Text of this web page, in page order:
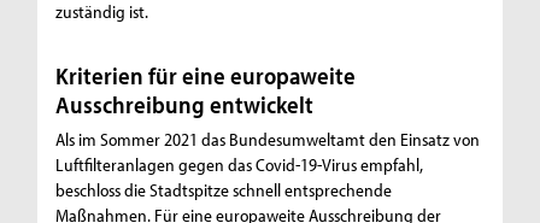
zuständig ist.
Kriterien für eine europaweite
Ausschreibung entwickelt
Als im Sommer 2021 das Bundesumweltamt den Einsatz von
Luftfilteranlagen gegen das Covid-19-Virus empfahl,
beschloss die Stadtspitze schnell entsprechende
Maßnahmen. Für eine europaweite Ausschreibung der